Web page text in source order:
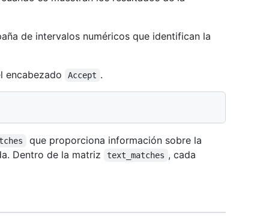
de intervalos numéricos que identifican la
encabezado Accept .
que proporciona información sobre la
Dentro de la matriz
text_matches , cada